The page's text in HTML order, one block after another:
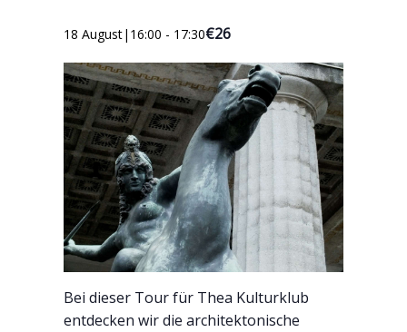
18 August|16:00 - 17:30€26
Bei dieser Tour für Thea Kulturklub
entdecken wir die architektonische